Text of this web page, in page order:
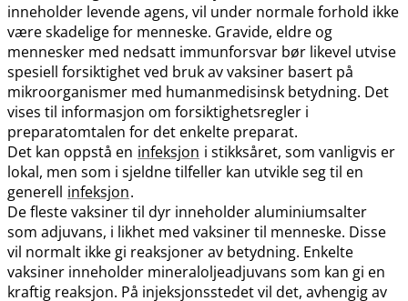
inneholder levende agens, vil under normale forhold ikke
være skadelige for menneske. Gravide, eldre og
mennesker med nedsatt immunforsvar bør likevel utvise
spesiell forsiktighet ved bruk av vaksiner basert på
mikroorganismer med humanmedisinsk betydning. Det
vises til informasjon om forsiktighetsregler i
preparatomtalen for det enkelte preparat.
Det kan oppstå en infeksjon i stikksåret, som vanligvis er
lokal, men som i sjeldne tilfeller kan utvikle seg til en
generell infeksjon.
De fleste vaksiner til dyr inneholder aluminiumsalter
som adjuvans, i likhet med vaksiner til menneske. Disse
vil normalt ikke gi reaksjoner av betydning. Enkelte
vaksiner inneholder mineraloljeadjuvans som kan gi en
kraftig reaksjon. På injeksjonsstedet vil det, avhengig av